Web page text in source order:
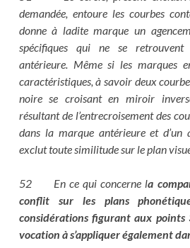
demandée, entoure les courbes
donne à ladite marque un
spécifiques qui ne se
antérieure. Même si les marques
caractéristiques, à savoir deux
noire se croisant en miroir
résultant de l’entrecroisement des
dans la marque antérieure et d’un
exclut toute similitude sur le plan
52 En ce qui concerne la
conflit sur les plans
considérations figurant aux points
vocation à s’appliquer également